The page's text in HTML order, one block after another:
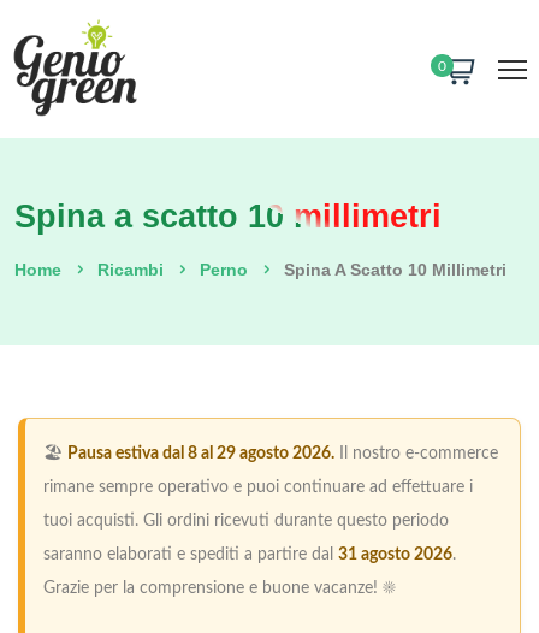
0
Spina a scatto 10 millimetri
Home Ricambi Perno Spina A Scatto 10 Millimetri
🏖️ Pausa estiva dal 8 al 29 agosto 2026. Il nostro e-commerce
rimane sempre operativo e puoi continuare ad effettuare i
tuoi acquisti. Gli ordini ricevuti durante questo periodo
saranno elaborati e spediti a partire dal 31 agosto 2026.
Grazie per la comprensione e buone vacanze! ☀️